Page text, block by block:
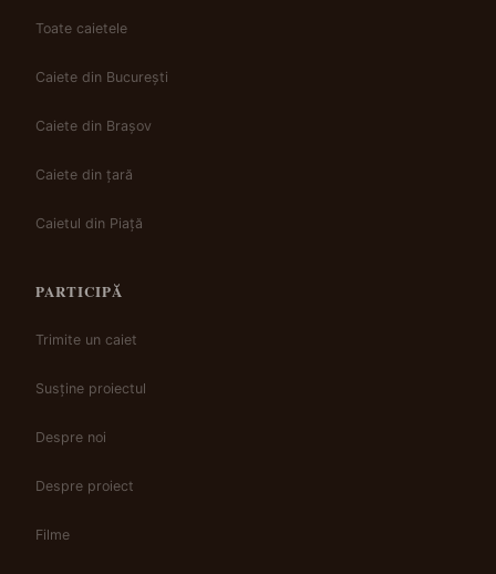
Toate caietele
Caiete din București
Caiete din Brașov
Caiete din țară
Caietul din Piață
PARTICIPĂ
Trimite un caiet
Susține proiectul
Despre noi
Despre proiect
Filme